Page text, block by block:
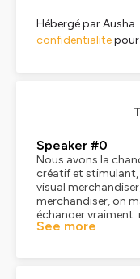
Hébergé par
confidentialite
Speaker #0
Nous avons la
créatif et stimulant,
visual
merchandiser, on
échanger vraiment,
idées, nos
See more